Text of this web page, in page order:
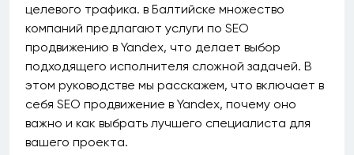
целевого трафика. в Балтийске множество
компаний предлагают услуги по SEO
продвижению в Yandex, что делает выбор
подходящего исполнителя сложной задачей. В
этом руководстве мы расскажем, что включает в
себя SEO продвижение в Yandex, почему оно
важно и как выбрать лучшего специалиста для
вашего проекта.